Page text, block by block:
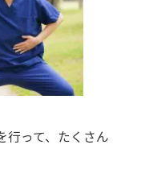
行って、たくさん